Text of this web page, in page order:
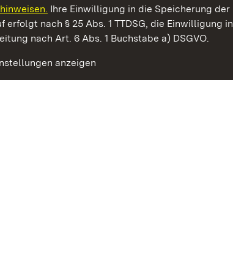
Ihre Einwilligung in die Speicherung der
erfolgt nach § 25 Abs. 1 TTDSG, die Einwilligung
nach Art. 6 Abs. 1 Buchstabe a) DSGVO.
anzeigen
Staunen. Genießen.